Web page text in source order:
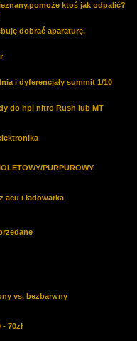
ktoś jak odpalić?
dobrać aparaturę,
i dyferencjały summit 1/10
do hpi nitro Rush lub MT
PURPUROWY
acu i ładowarka
vs. bezbarwny
70zł